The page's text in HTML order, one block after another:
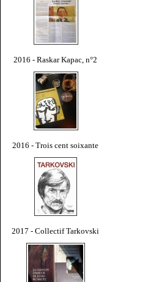
2016 - Raskar Kapac, n°2
2016 - Trois cent soixante
2017 - Collectif Tarkovski